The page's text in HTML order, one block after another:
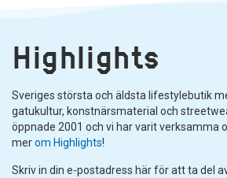
Highlights
Sveriges största och äldsta lifestylebutik
gatukultur, konstnärsmaterial och
öppnade 2001 och vi har varit verksamma
merom Highlights!
Skriv in din e-postadress här för att ta del